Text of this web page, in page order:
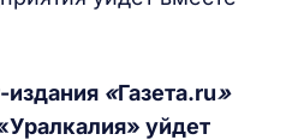
издания «Газета.ru»
уйдет